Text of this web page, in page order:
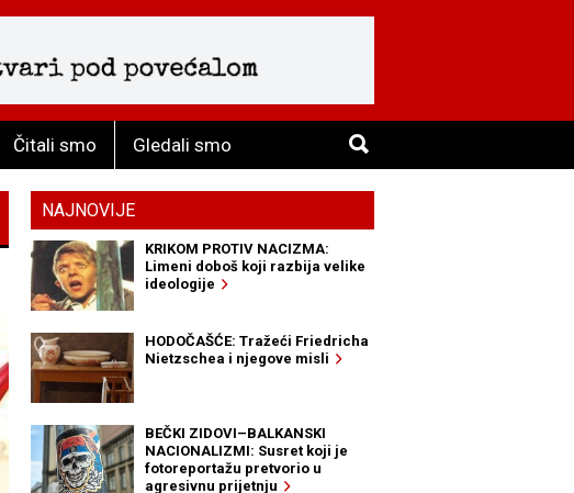
Čitali smo Gledali smo
NAJNOVIJE
KRIKOM PROTIV NACIZMA:
Limeni doboš koji razbija velike
ideologije
HODOČAŠĆE: Tražeći Friedricha
Nietzschea i njegove misli
BEČKI ZIDOVI–BALKANSKI
NACIONALIZMI: Susret koji je
fotoreportažu pretvorio u
agresivnu prijetnju